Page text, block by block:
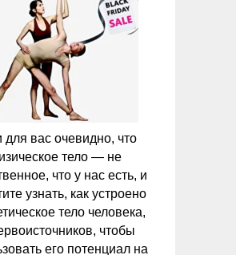
для вас очевидно, что
тело — не
что у нас есть, и
узнать, как устроено
тело человека,
чтобы
его потенциал на